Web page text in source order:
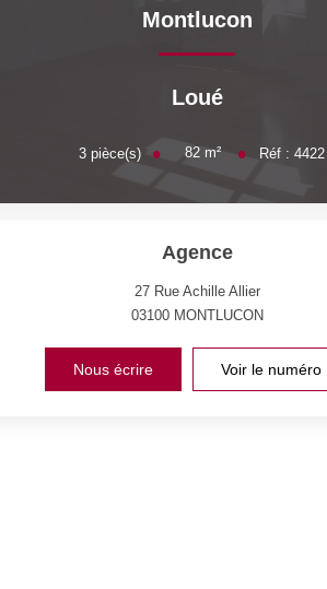
Montlucon
Loué
3 pièce(s) 82 m² Réf : 4422
Agence
27 Rue Achille Allier
03100 MONTLUCON
Nous écrire Voir le numéro